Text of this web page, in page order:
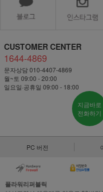
CUSTOMER CENTER
1644-4869
문자상담 010-4407-4869
월~토 09:00 - 20:00
일요일·공휴일 09:00 - 18:00
지금바로
전화하기
PC 버전
플라워리퍼블릭